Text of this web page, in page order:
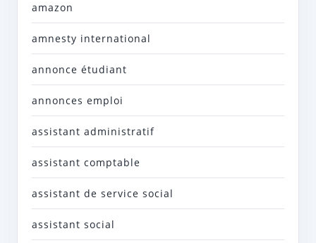
amazon
amnesty international
annonce étudiant
annonces emploi
assistant administratif
assistant comptable
assistant de service social
assistant social